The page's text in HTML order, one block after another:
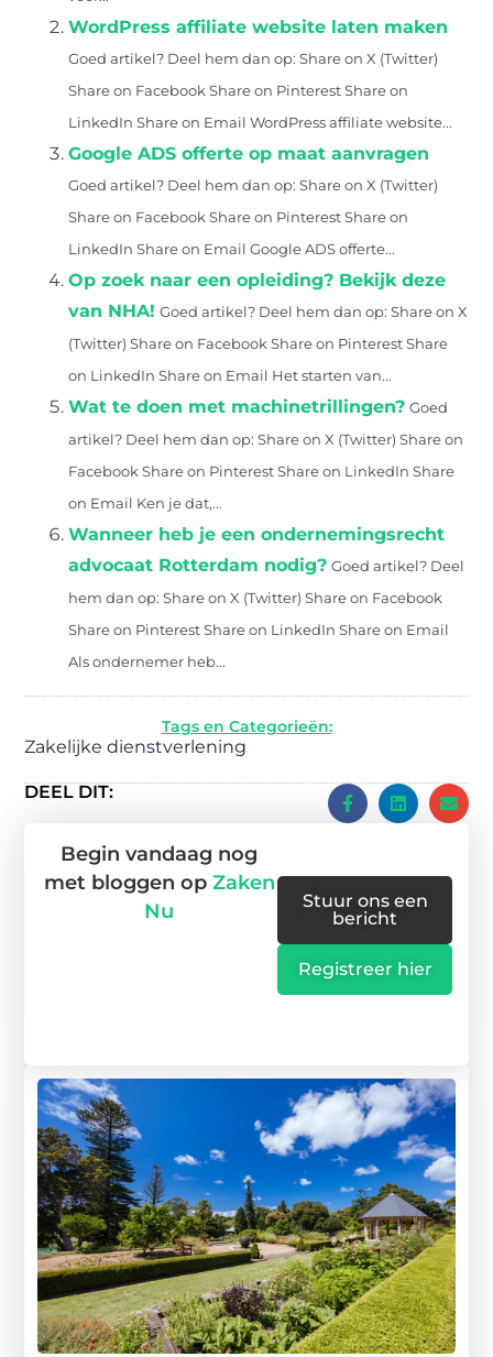
WordPress affiliate website laten maken
Goed artikel? Deel hem dan op: Share on X (Twitter)
Share on Facebook Share on Pinterest Share on
LinkedIn Share on Email WordPress affiliate website...
Google ADS offerte op maat aanvragen
Goed artikel? Deel hem dan op: Share on X (Twitter)
Share on Facebook Share on Pinterest Share on
LinkedIn Share on Email Google ADS offerte...
Op zoek naar een opleiding? Bekijk deze
van NHA! Goed artikel? Deel hem dan op: Share on X
(Twitter) Share on Facebook Share on Pinterest Share
on LinkedIn Share on Email Het starten van...
Wat te doen met machinetrillingen? Goed
artikel? Deel hem dan op: Share on X (Twitter) Share on
Facebook Share on Pinterest Share on LinkedIn Share
on Email Ken je dat,...
Wanneer heb je een ondernemingsrecht
advocaat Rotterdam nodig? Goed artikel? Deel
hem dan op: Share on X (Twitter) Share on Facebook
Share on Pinterest Share on LinkedIn Share on Email
Als ondernemer heb...
Tags en Categorieën:
Zakelijke dienstverlening
DEEL DIT:
Begin vandaag nog
met bloggen op Zaken
Nu
Stuur ons een
bericht
Registreer hier